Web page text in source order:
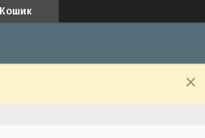
Кошик